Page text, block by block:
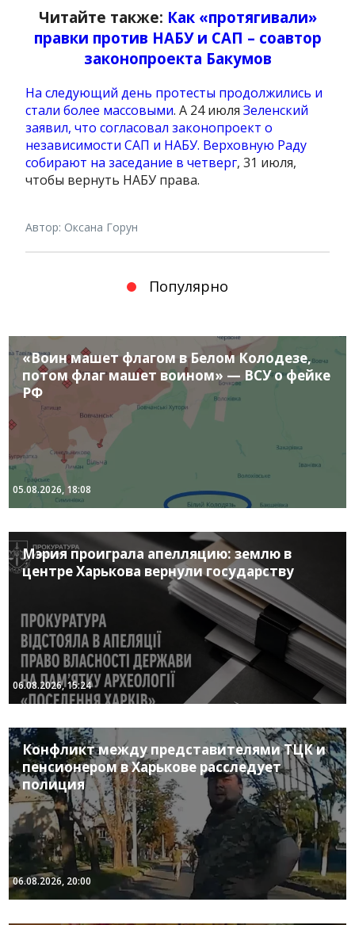
Читайте также: Как «протягивали»
правки против НАБУ и САП – соавтор
законопроекта Бакумов
На следующий день протесты продолжились и
стали более массовыми. А 24 июляЗеленский
заявил, что согласовал законопроект о
независимости САП и НАБУ. Верховную Раду
собирают на заседание в четверг, 31 июля,
чтобы вернуть НАБУ права.
Автор: Оксана Горун
Популярно
«Воин машет флагом в Белом Колодезе,
потом флаг машет воином» — ВСУ о фейке
РФ
05.08.2026, 18:08
Мэрия проиграла апелляцию: землю в
центре Харькова вернули государству
06.08.2026, 15:24
Конфликт между представителями ТЦК и
пенсионером в Харькове расследует
полиция
06.08.2026, 20:00